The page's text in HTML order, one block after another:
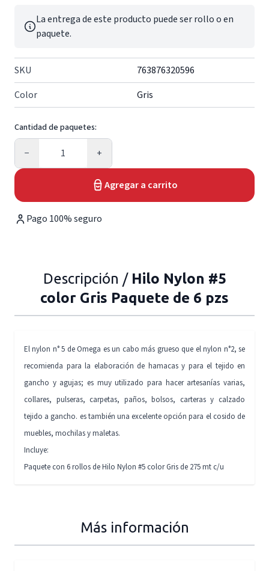
La entrega de este producto puede ser rollo o en
paquete.
SKU
763876320596
Color
Gris
Cantidad de paquetes:
−
Cantidad
+
Agregar a carrito
Pago 100% seguro
Descripción / Hilo Nylon #5
color Gris Paquete de 6 pzs
El nylon n° 5 de Omega es un cabo más grueso que el nylon n°2, se
recomienda para la elaboración de hamacas y para el tejido en
gancho y agujas; es muy utilizado para hacer artesanías varias,
collares, pulseras, carpetas, paños, bolsos, carteras y calzado
tejido a gancho. es también una excelente opción para el cosido de
muebles, mochilas y maletas.
Incluye:
Paquete con 6 rollos de Hilo Nylon #5 color Gris de 275 mt c/u
Más información